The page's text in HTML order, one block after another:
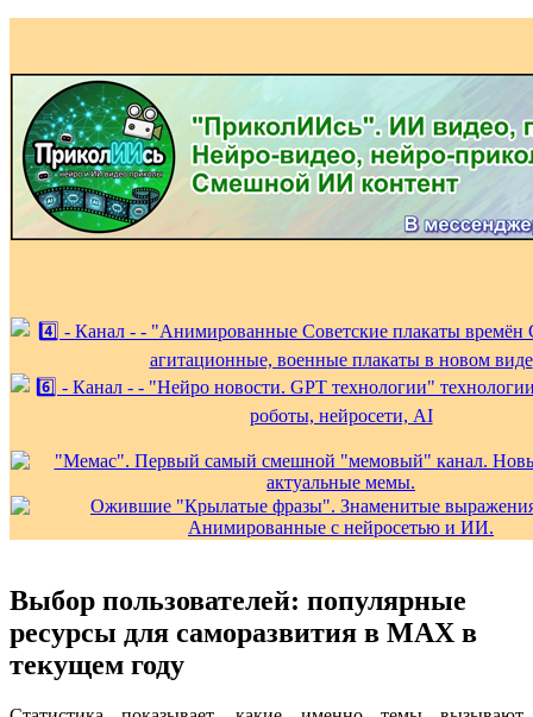
Выбор пользователей: популярные
ресурсы для саморазвития в MAX в
текущем году